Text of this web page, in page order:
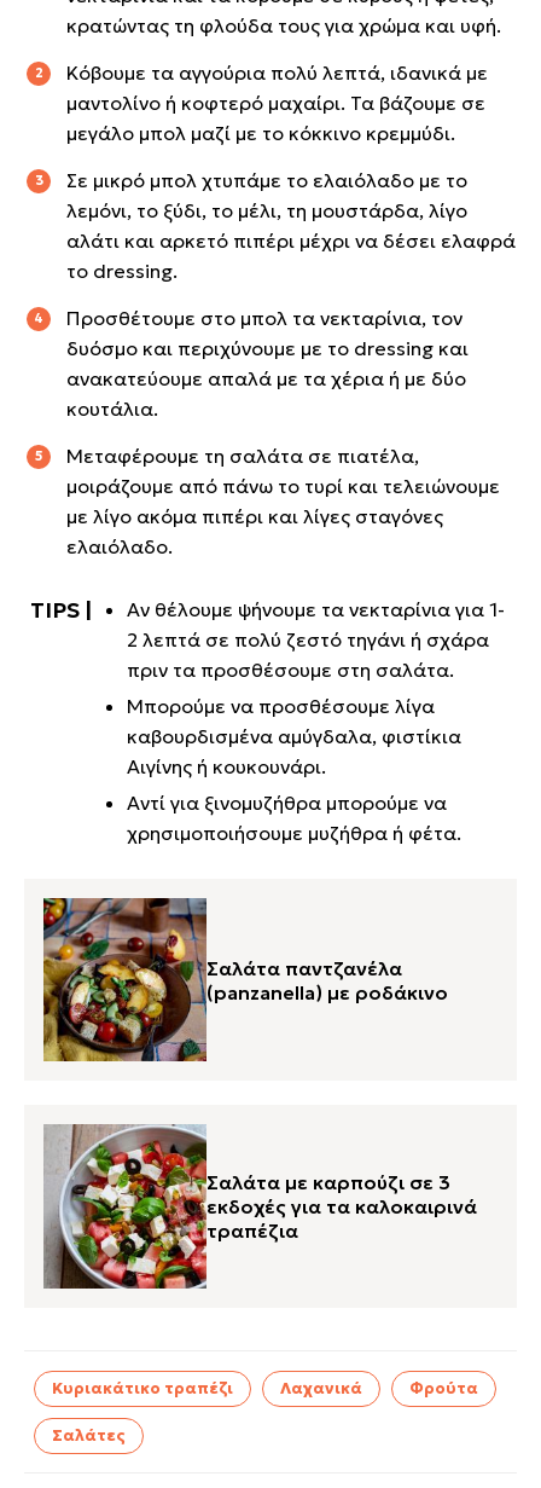
κρατώντας τη φλούδα τους για χρώμα και υφή.
Κόβουμε τα αγγούρια πολύ λεπτά, ιδανικά με
μαντολίνο ή κοφτερό μαχαίρι. Τα βάζουμε σε
μεγάλο μπολ μαζί με το κόκκινο κρεμμύδι.
Σε μικρό μπολ χτυπάμε το ελαιόλαδο με το
λεμόνι, το ξύδι, το μέλι, τη μουστάρδα, λίγο
αλάτι και αρκετό πιπέρι μέχρι να δέσει ελαφρά
το dressing.
Προσθέτουμε στο μπολ τα νεκταρίνια, τον
δυόσμο και περιχύνουμε με το dressing και
ανακατεύουμε απαλά με τα χέρια ή με δύο
κουτάλια.
Μεταφέρουμε τη σαλάτα σε πιατέλα,
μοιράζουμε από πάνω το τυρί και τελειώνουμε
με λίγο ακόμα πιπέρι και λίγες σταγόνες
ελαιόλαδο.
Αν θέλουμε ψήνουμε τα νεκταρίνια για 1-
2 λεπτά σε πολύ ζεστό τηγάνι ή σχάρα
πριν τα προσθέσουμε στη σαλάτα.
Μπορούμε να προσθέσουμε λίγα
καβουρδισμένα αμύγδαλα, φιστίκια
Αιγίνης ή κουκουνάρι.
Αντί για ξινομυζήθρα μπορούμε να
χρησιμοποιήσουμε μυζήθρα ή φέτα.
Σαλάτα παντζανέλα
(panzanella) με ροδάκινο
Σαλάτα με καρπούζι σε 3
εκδοχές για τα καλοκαιρινά
τραπέζια
Κυριακάτικο τραπέζι Λαχανικά Φρούτα
Σαλάτες